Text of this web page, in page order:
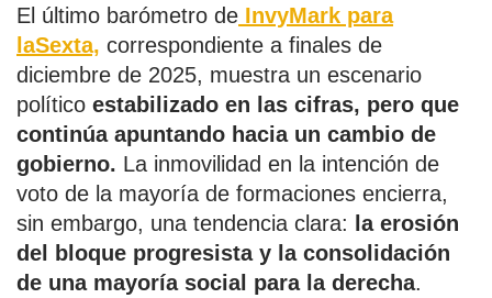
El último barómetro de InvyMark para
laSexta, correspondiente a finales de
diciembre de 2025, muestra un escenario
político estabilizado en las cifras, pero que
continúa apuntando hacia un cambio de
gobierno. La inmovilidad en la intención de
voto de la mayoría de formaciones encierra,
sin embargo, una tendencia clara:
la erosión
del bloque progresista y la consolidación
de una mayoría social para la derecha.